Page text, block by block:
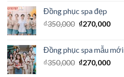
Đồng phục spa đẹp
₫350,000 ₫270,000
Đồng phục spa mẫu mới
₫350,000 ₫270,000